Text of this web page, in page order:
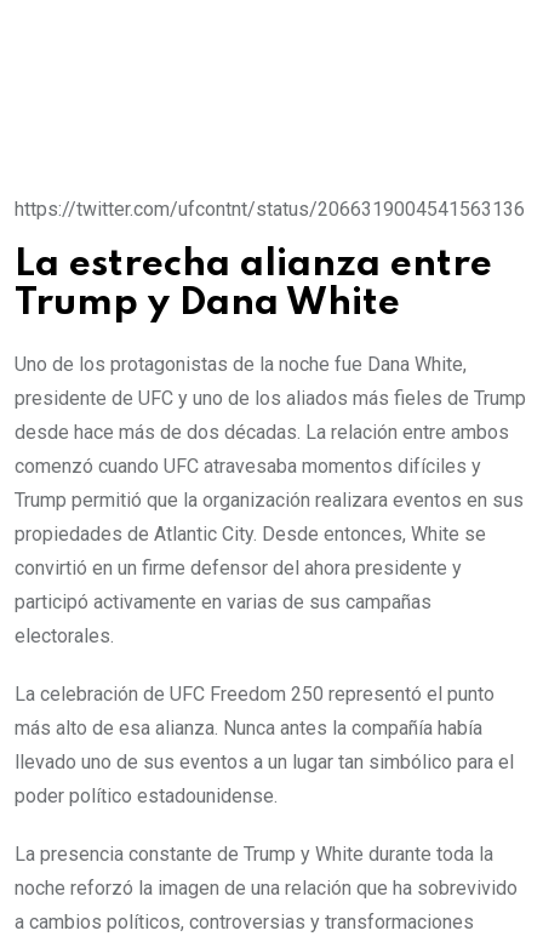
https://twitter.com/ufcontnt/status/2066319004541563136
La estrecha alianza entre
Trump y Dana White
Uno de los protagonistas de la noche fue Dana White,
presidente de UFC y uno de los aliados más fieles de Trump
desde hace más de dos décadas. La relación entre ambos
comenzó cuando UFC atravesaba momentos difíciles y
Trump permitió que la organización realizara eventos en sus
propiedades de Atlantic City. Desde entonces, White se
convirtió en un firme defensor del ahora presidente y
participó activamente en varias de sus campañas
electorales.
La celebración de UFC Freedom 250 representó el punto
más alto de esa alianza. Nunca antes la compañía había
llevado uno de sus eventos a un lugar tan simbólico para el
poder político estadounidense.
La presencia constante de Trump y White durante toda la
noche reforzó la imagen de una relación que ha sobrevivido
a cambios políticos, controversias y transformaciones